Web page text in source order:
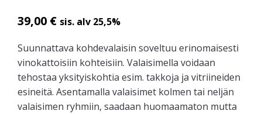
39,00 € sis. alv 25,5%
Suunnattava kohdevalaisin soveltuu erinomaisesti
vinokattoisiin kohteisiin. Valaisimella voidaan
tehostaa yksityiskohtia esim. takkoja ja vitriineiden
esineitä. Asentamalla valaisimet kolmen tai neljän
valaisimen ryhmiin, saadaan huomaamaton mutta